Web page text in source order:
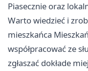
Piasecznie oraz
Warto wiedzieć i
mieszkańca
współpracować ze
zgłaszać dokłade